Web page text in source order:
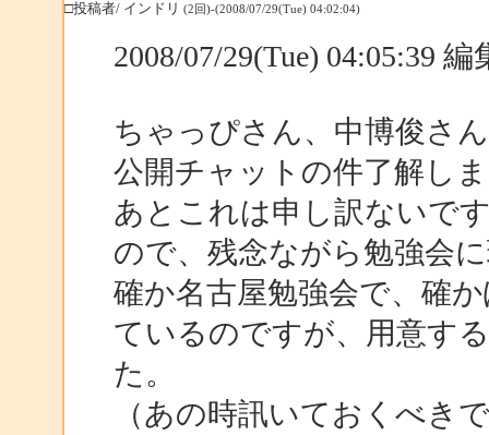
□投稿者/ インドリ (2回)-(2008/07/29(Tue) 04:02:04)
2008/07/29(Tue) 04:05:39
ちゃっぴさん、中博俊さ
公開チャットの件了解し
あとこれは申し訳ないで
ので、残念ながら勉強会
確か名古屋勉強会で、確
ているのですが、用意す
た。
（あの時訊いておくべき